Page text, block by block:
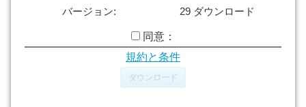
バージョン:
29 ダウンロード
同意：
規約と条件
ダウンロード